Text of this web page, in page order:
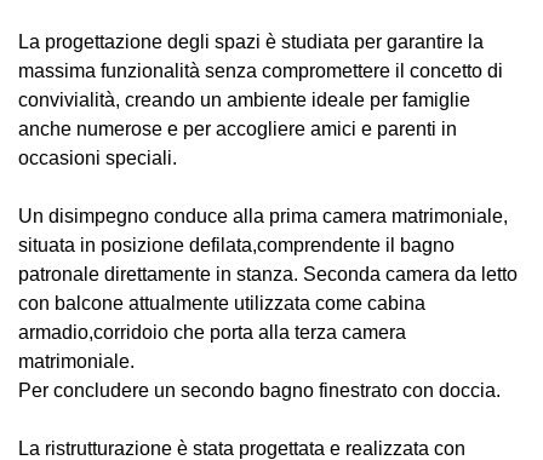
La progettazione degli spazi è studiata per garantire la
massima funzionalità senza compromettere il concetto di
convivialità, creando un ambiente ideale per famiglie
anche numerose e per accogliere amici e parenti in
occasioni speciali.
Un disimpegno conduce alla prima camera matrimoniale,
situata in posizione defilata,comprendente il bagno
patronale direttamente in stanza. Seconda camera da letto
con balcone attualmente utilizzata come cabina
armadio,corridoio che porta alla terza camera
matrimoniale.
Per concludere un secondo bagno finestrato con doccia.
La ristrutturazione è stata progettata e realizzata con